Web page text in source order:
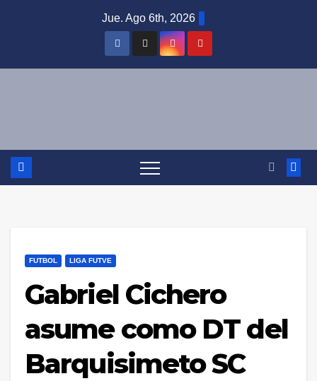
Jue. Ago 6th, 2026
FUTBOL LIGA FUTVE
Gabriel Cichero
asume como DT del
Barquisimeto SC